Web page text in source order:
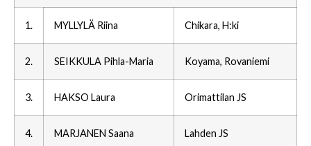
1. MYLLYLÄ Riina Chikara, H:ki
2. SEIKKULA Pihla-Maria Koyama, Rovaniemi
3. HAKSO Laura Orimattilan JS
4. MARJANEN Saana Lahden JS